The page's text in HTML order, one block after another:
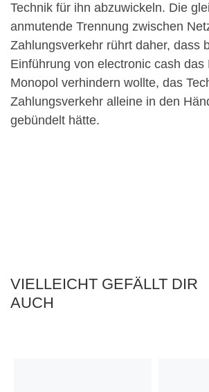
Technik für ihn abzuwickeln. Die
anmutende Trennung zwischen
Zahlungsverkehr rührt daher, dass
Einführung von electronic cash das
Monopol verhindern wollte, das
Zahlungsverkehr alleine in den
gebündelt hätte.
VIELLEICHT GEFÄLLT DIR
AUCH